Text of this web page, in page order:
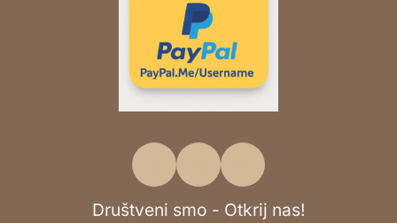
Društveni smo - Otkrij nas!